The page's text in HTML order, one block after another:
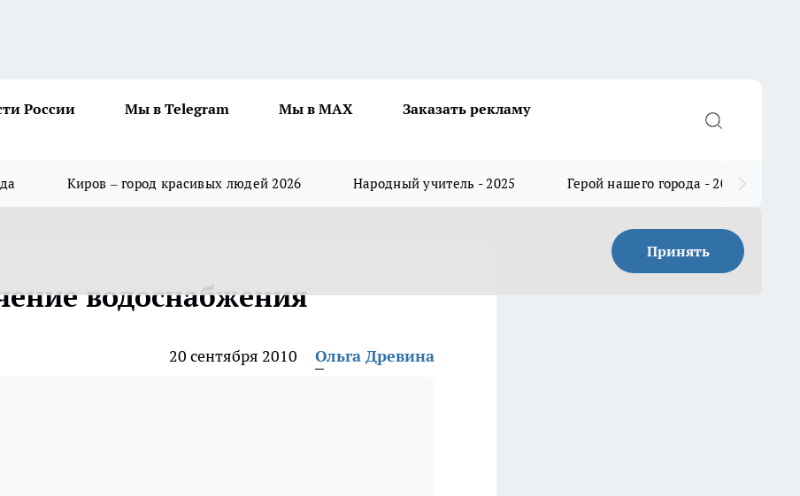
России Мы в Telegram Мы в MAX
Заказать рекламу
Киров – город красивых людей 2026 Народный учитель - 2025 Герой нашего города - 2025
Принять
водоснабжения
20 сентября 2010 Ольга Древина